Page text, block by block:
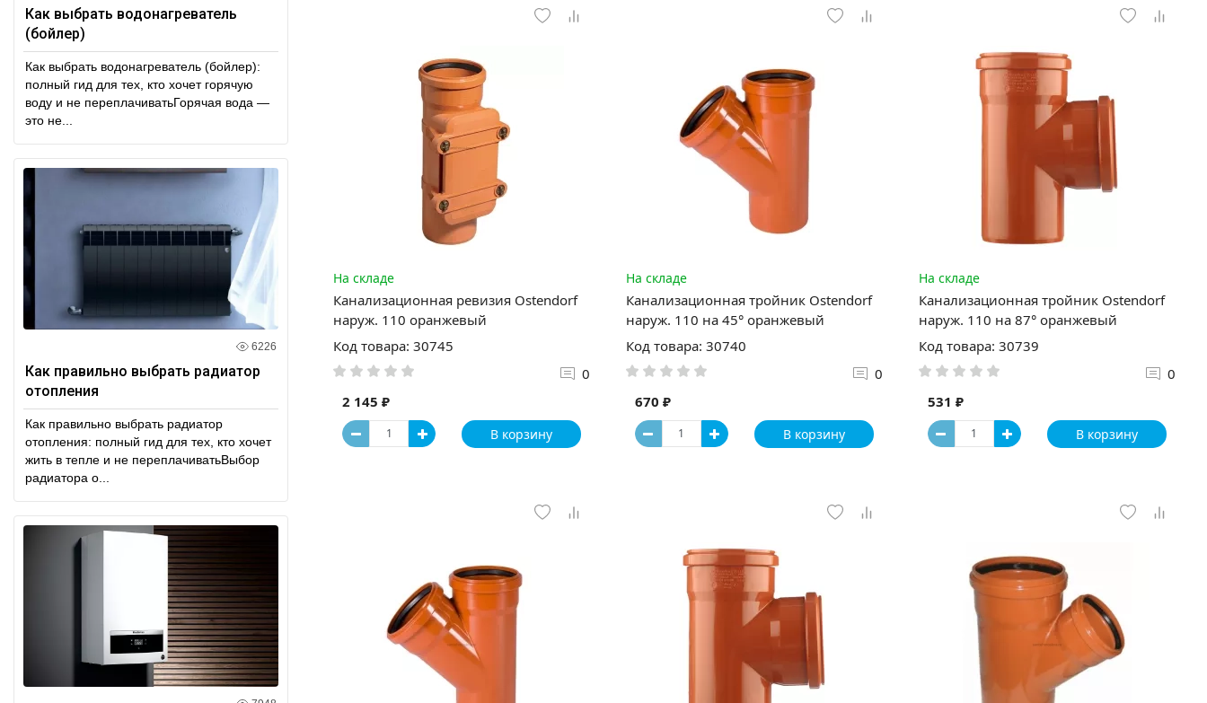
Как выбрать водонагреватель
(бойлер)
Как выбрать водонагреватель (бойлер):
полный гид для тех, кто хочет горячую
воду и не переплачиватьГорячая вода —
это не...
6226
Как правильно выбрать радиатор
отопления
Как правильно выбрать радиатор
отопления: полный гид для тех, кто хочет
жить в тепле и не переплачиватьВыбор
радиатора о...
На складе
Канализационная ревизия Ostendorf
наруж. 110 оранжевый
Код товара: 30745
0
2 145 ₽
В корзину
На складе
Канализационная тройник Ostendorf
наруж. 110 на 45° оранжевый
Код товара: 30740
0
670 ₽
В корзину
На складе
Канализационная тройник Ostendorf
наруж. 110 на 87° оранжевый
Код товара: 30739
0
531 ₽
В корзину